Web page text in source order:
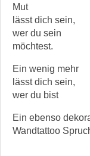
Mut
lässt dich sein,
wer du sein
möchtest.
Ein wenig mehr
lässt dich sein,
wer du bist
Ein ebenso
Wandtattoo